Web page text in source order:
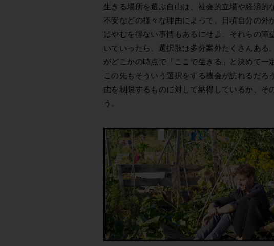
生きる場所を選ぶ自由は、社会的立場や経済的
不安などの様々な理由によって、日頃自分の外
はやむを得ない事情もあるにせよ、それらの障
いていったら、選択肢は多分案外たくさんある
がどこかの時点で「ここで生きる」と決めて一
この先もそういう選択をする機会が訪れるだ
由を制限するものに対して納得しているか、そ
う。